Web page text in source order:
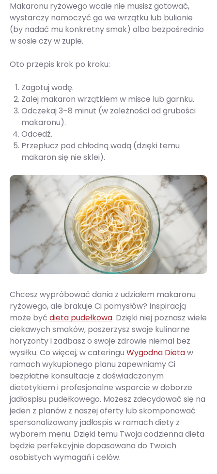
Makaronu ryżowego wcale nie musisz gotować,
wystarczy namoczyć go we wrzątku lub bulionie
(by nadać mu konkretny smak) albo bezpośrednio
w sosie czy w zupie.
Oto przepis krok po kroku:
Zagotuj wodę.
Zalej makaron wrzątkiem w misce lub garnku.
Odczekaj 3–8 minut (w zależności od grubości
makaronu).
Odcedź.
Przepłucz pod chłodną wodą (dzięki temu
makaron się nie sklei).
Chcesz wypróbować dania z udziałem makaronu
ryżowego, ale brakuje Ci pomysłów? Inspiracją
może być dieta pudełkowa. Dzięki niej poznasz wiele
ciekawych smaków, poszerzysz swoje kulinarne
horyzonty i zadbasz o swoje zdrowie niemal bez
wysiłku. Co więcej, w cateringu Wygodna Dietaw
ramach wykupionego planu zapewniamy Ci
bezpłatne konsultacje z doświadczonym
dietetykiem i profesjonalne wsparcie w doborze
jadłospisu pudełkowego. Możesz zdecydować się na
jeden z planów z naszej oferty lub skomponować
spersonalizowany jadłospis w ramach diety z
wyborem menu. Dzięki temu Twoja codzienna dieta
będzie perfekcyjnie dopasowana do Twoich
osobistych wymagań i celów.